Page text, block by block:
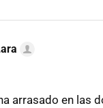
arrasado en las